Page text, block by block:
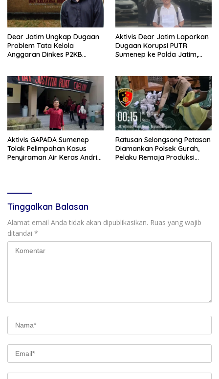
Dear Jatim Ungkap Dugaan
Problem Tata Kelola
Anggaran Dinkes P2KB
Aktivis Dear Jatim Laporkan
Dugaan Korupsi PUTR
Sumenep ke Polda Jatim,
Aktivis GAPADA Sumenep
Tolak Pelimpahan Kasus
Penyiraman Air Keras Andrie
Ratusan Selongsong Petasan
Diamankan Polsek Gurah,
Pelaku Remaja Produksi
Tinggalkan Balasan
Alamat email Anda tidak akan dipublikasikan. Ruas yang wajib
ditandai *